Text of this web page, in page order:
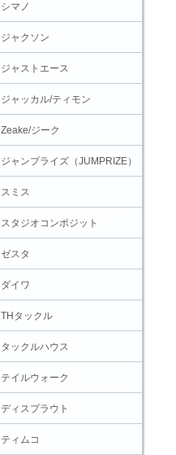
シマノ
ジャクソン
ジャストエース
ジャッカル/ティモン
Zeake/ジーク
ジャンプライズ（JUMPRIZE）
スミス
スタジオコンポジット
ゼスタ
ダイワ
THタックル
タックルハウス
テイルウォーク
ディスプラウト
ティムコ